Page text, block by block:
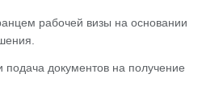
рабочей визы на основании
документов на получение